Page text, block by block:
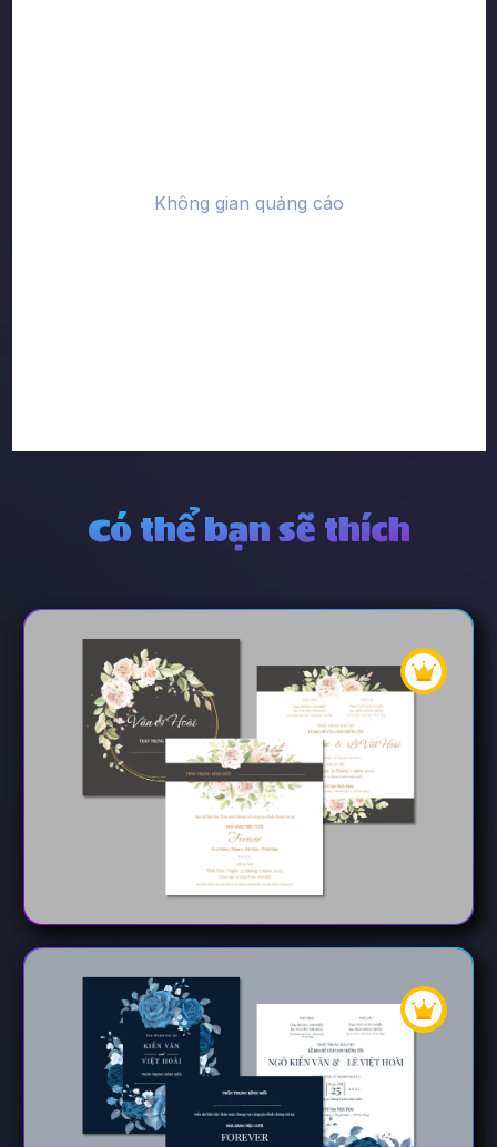
Có thể bạn sẽ thích